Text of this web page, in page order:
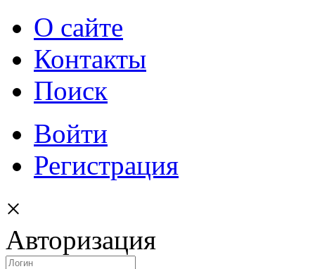
О сайте
Контакты
Поиск
Войти
Регистрация
×
Авторизация